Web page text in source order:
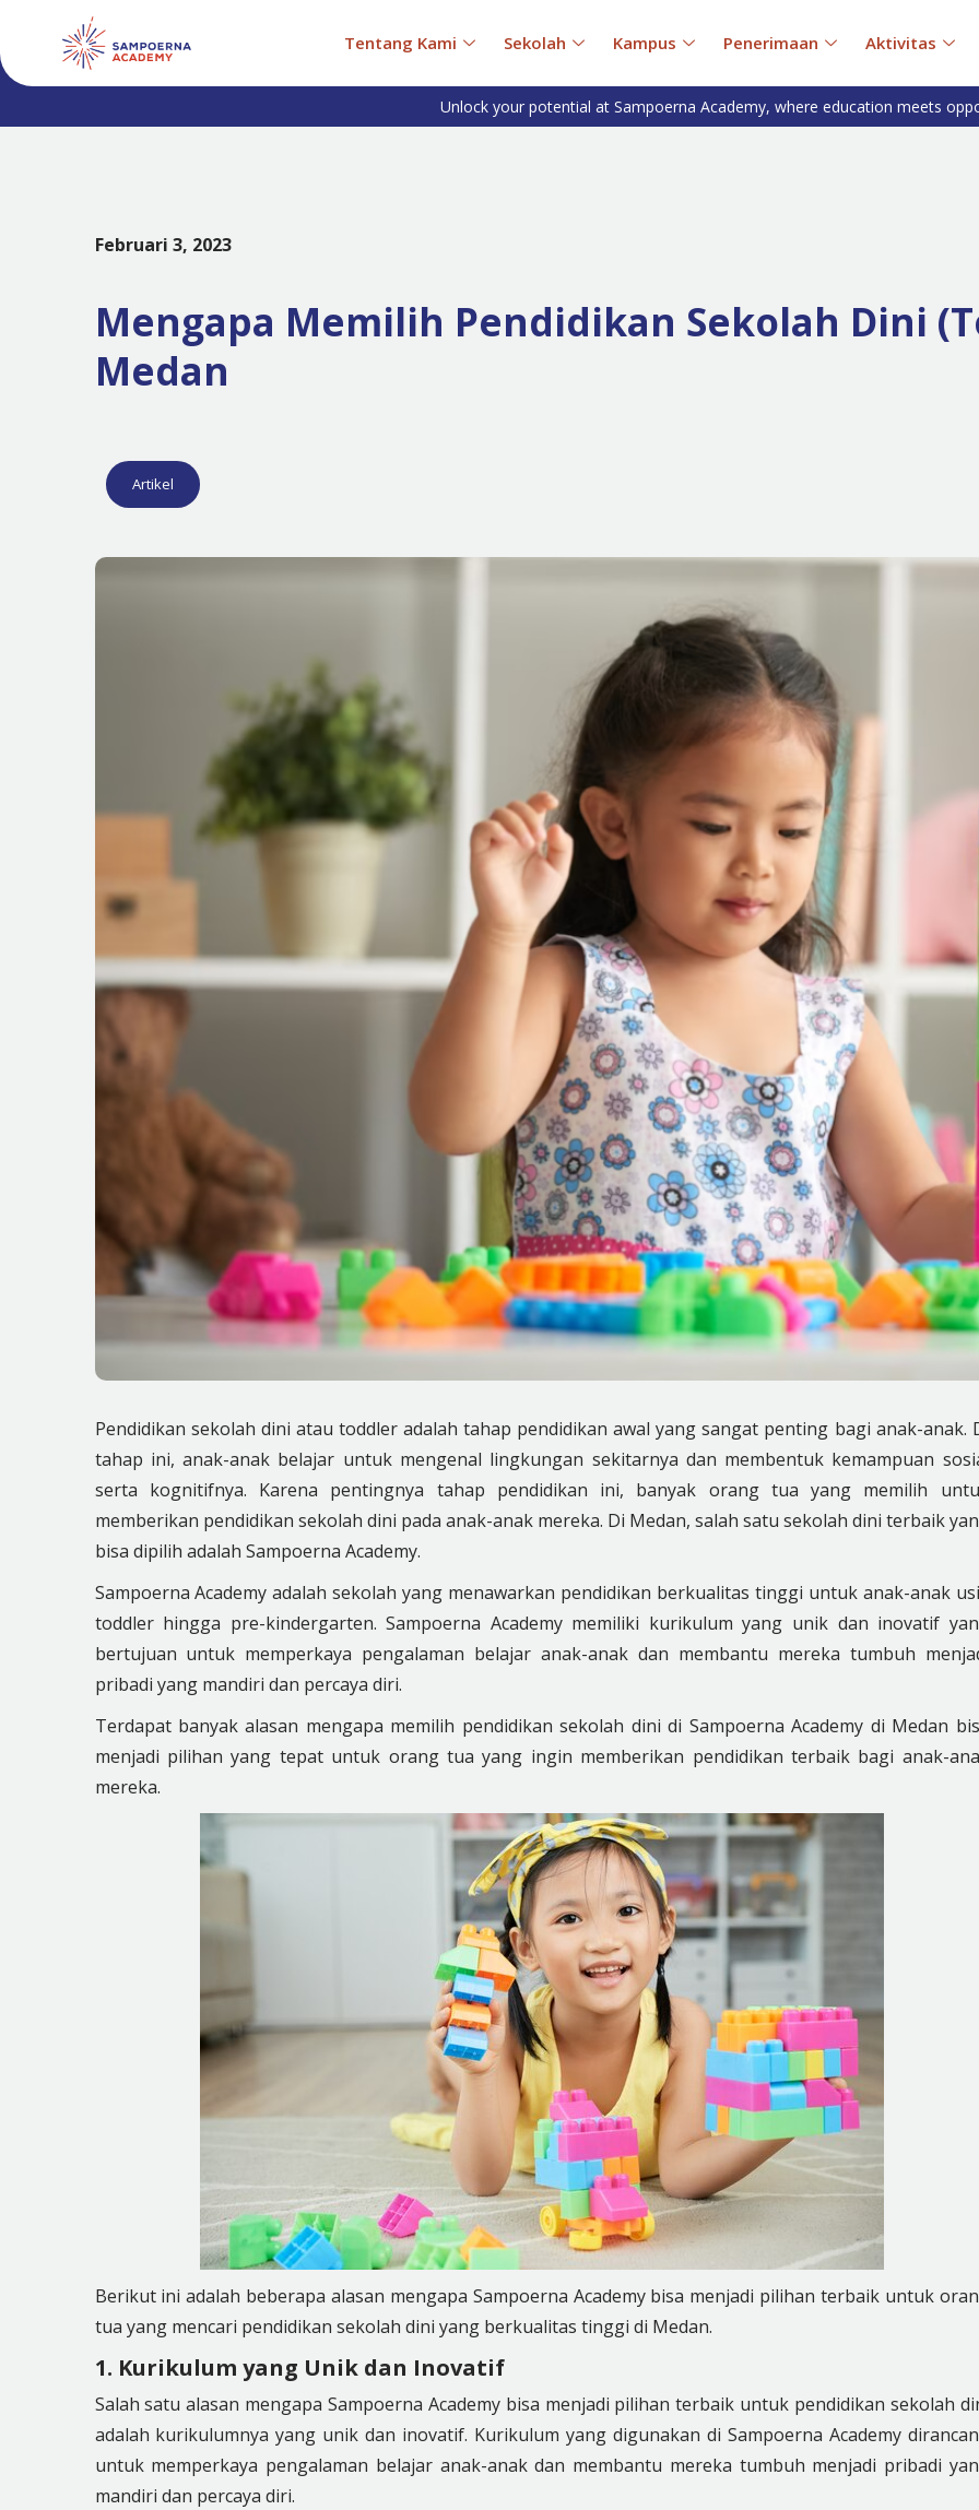
Tentang Kami Sekolah Kampus Penerimaan Aktivitas
Unlock your potential at Sampoerna Academy, where education meets
Februari 3, 2023
Mengapa Memilih Pendidikan Sekolah Dini
Medan
Artikel
Pendidikan sekolah dini atau toddler adalah tahap pendidikan awal yang sangat penting bagi anak-anak.
tahap ini, anak-anak belajar untuk mengenal lingkungan sekitarnya dan membentuk kemampuan
serta kognitifnya. Karena pentingnya tahap pendidikan ini, banyak orang tua yang memilih
memberikan pendidikan sekolah dini pada anak-anak mereka. Di Medan, salah satu sekolah dini terbaik
bisa dipilih adalah Sampoerna Academy.
Sampoerna Academy adalah sekolah yang menawarkan pendidikan berkualitas tinggi untuk anak-anak
toddler hingga pre-kindergarten. Sampoerna Academy memiliki kurikulum yang unik dan inovatif
bertujuan untuk memperkaya pengalaman belajar anak-anak dan membantu mereka tumbuh
pribadi yang mandiri dan percaya diri.
Terdapat banyak alasan mengapa memilih pendidikan sekolah dini di Sampoerna Academy di Medan
menjadi pilihan yang tepat untuk orang tua yang ingin memberikan pendidikan terbaik bagi anak-
mereka.
Berikut ini adalah beberapa alasan mengapa Sampoerna Academy bisa menjadi pilihan terbaik untuk
tua yang mencari pendidikan sekolah dini yang berkualitas tinggi di Medan.
1. Kurikulum yang Unik dan Inovatif
Salah satu alasan mengapa Sampoerna Academy bisa menjadi pilihan terbaik untuk pendidikan sekolah
adalah kurikulumnya yang unik dan inovatif. Kurikulum yang digunakan di Sampoerna Academy
untuk memperkaya pengalaman belajar anak-anak dan membantu mereka tumbuh menjadi pribadi
mandiri dan percaya diri.